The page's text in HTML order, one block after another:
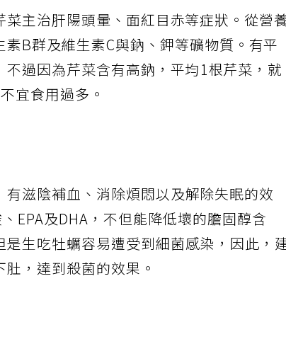
主治肝陽頭暈、面紅目赤等症狀。從營
素B群及維生素C與鈉、鉀等礦物質。有平
不過因為芹菜含有高鈉，平均1根芹菜，就
宜食用過多。
滋陰補血、消除煩悶以及解除失眠的效
、EPA及DHA
，不但能降低壞的膽固醇含
是生吃牡蠣容易遭受到細菌感染，因此，
，達到殺菌的效果。